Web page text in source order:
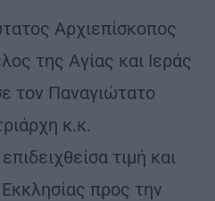
Αρχιεπίσκοπος
της Αγίας και Ιεράς
τον Παναγιώτατο
κ.κ.
τιμή και
προς την